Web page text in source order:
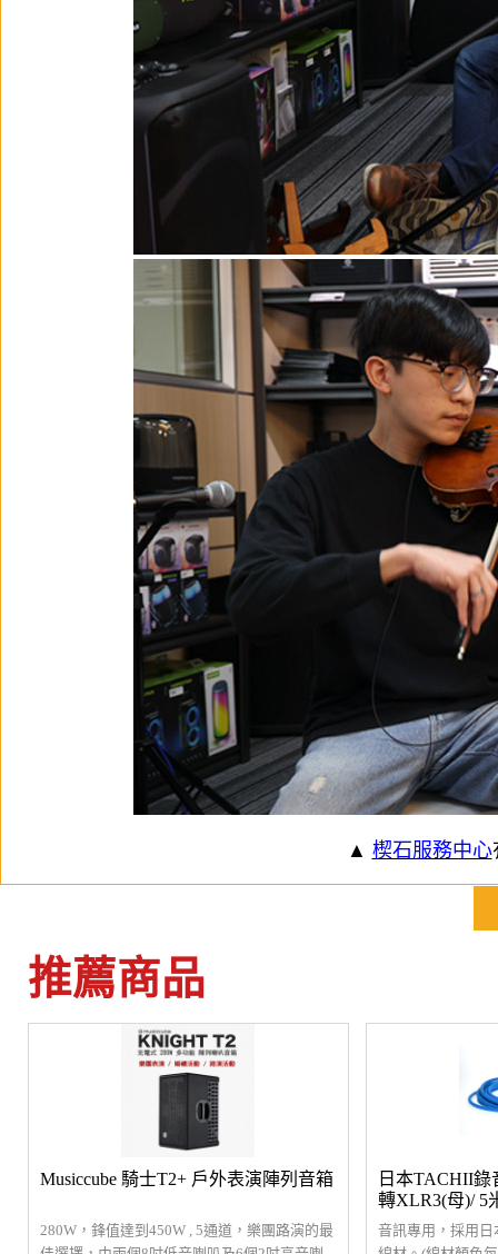
▲ 楔石服務中心
推薦商品
Musiccube 騎士T2+ 戶外表演陣列音箱
280W，鋒值達到450W , 5通道，樂團路演的最
日本TACHII
轉XLR3(母)/ 5
音訊專用，採用